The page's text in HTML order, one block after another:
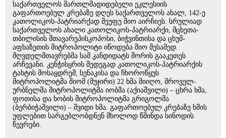
საქართველოს მართლმადიდებელი ეკლესიის
გაფართოებულ კრებაზე დღეს საქართველოს ახალ, 142-ე
კათოლიკოს-პატრიარქად მეუფე შიო აირჩიეს. სრულიად
საქართველოს ახალი კათოლიკოს-პატრიარქი, მცხეთა-
თბილისის მთავარეპისკოპოსი, ბიჭვინთისა და ცხუმ-
აფხაზეთის მიტროპოლიტი იწოდება შიო მესამედ.
მღვდელმთავრებმა სამ კანდიდატს შორის გააკეთეს
არჩევანი. კენჭისყრის შედეგად კათოლიკოს-პატრიარქის
ტახტის მოსაყდრემ, სენაკისა და ჩხოროწყუს
მიტროპოლიტმა შიომ (მუჯირი) 22 ხმა მიიღო, მროველ-
ურბნელმა მიტროპოლიტმა იობმა (აქიაშვილი) – ცხრა ხმა,
ფოთისა და ხობის მიტროპოლიტმა გრიგოლმა
(ბერბიჭაშვილი) – შვიდი ხმა. გაფართოებულ კრებაზე ხმის
უფლებით სარგებლობდნენ მხოლოდ წმინდა სინოდის
წევრები.